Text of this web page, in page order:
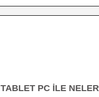
TABLET PC İLE